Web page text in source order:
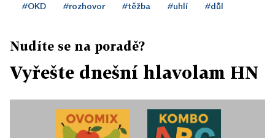
#OKD #rozhovor #těžba #uhlí #důl
Nudíte se na poradě?
Vyřešte dnešní hlavolam HN